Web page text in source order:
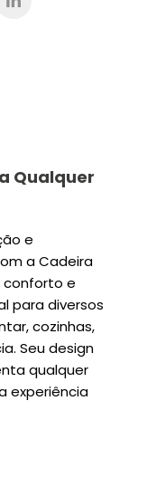
Qualquer
e
a Cadeira
conforto e
para diversos
cozinhas,
Seu design
qualquer
experiência